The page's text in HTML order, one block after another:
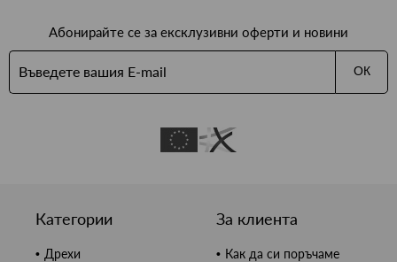
Абонирайте се за ексклузивни оферти и новини
ОК
Категории
Дрехи
За клиента
Как да си поръчаме